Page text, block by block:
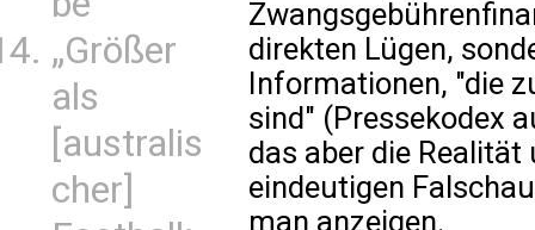
„Größer
als
[australis
cher]
direkten Lügen,
Informationen, "die
sind" (Pressekodex
das aber die Realität
eindeutigen
man anzeigen.